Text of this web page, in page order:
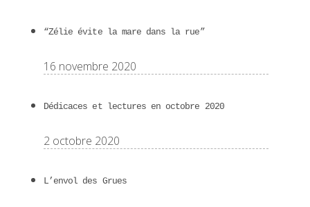
“Zélie évite la mare dans la rue”
16 novembre 2020
Dédicaces et lectures en octobre 2020
2 octobre 2020
L’envol des Grues